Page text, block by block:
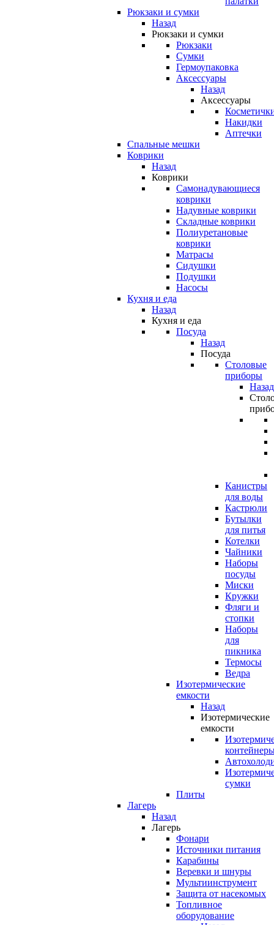
Рюкзаки и сумки
Назад
Рюкзаки и сумки
Рюкзаки
Сумки
Гермоупаковка
Аксессуары
Назад
Аксессуары
Накидки
Аптечки
Спальные мешки
Коврики
Назад
Коврики
Самонадувающиеся
коврики
Надувные коврики
Складные коврики
Полиуретановые
коврики
Матрасы
Сидушки
Подушки
Насосы
Кухня и еда
Назад
Кухня и еда
Посуда
Назад
Посуда
Столовые
приборы
Назад
Канистры
для воды
Кастрюли
Бутылки
для питья
Котелки
Чайники
Наборы
посуды
Миски
Кружки
Фляги и
стопки
Наборы
для
пикника
Термосы
Ведра
Изотермические
емкости
Назад
Изотермические
емкости
сумки
Плиты
Лагерь
Назад
Лагерь
Фонари
Источники питания
Карабины
Веревки и шнуры
Мультиинструмент
Защита от насекомых
Топливное
оборудование